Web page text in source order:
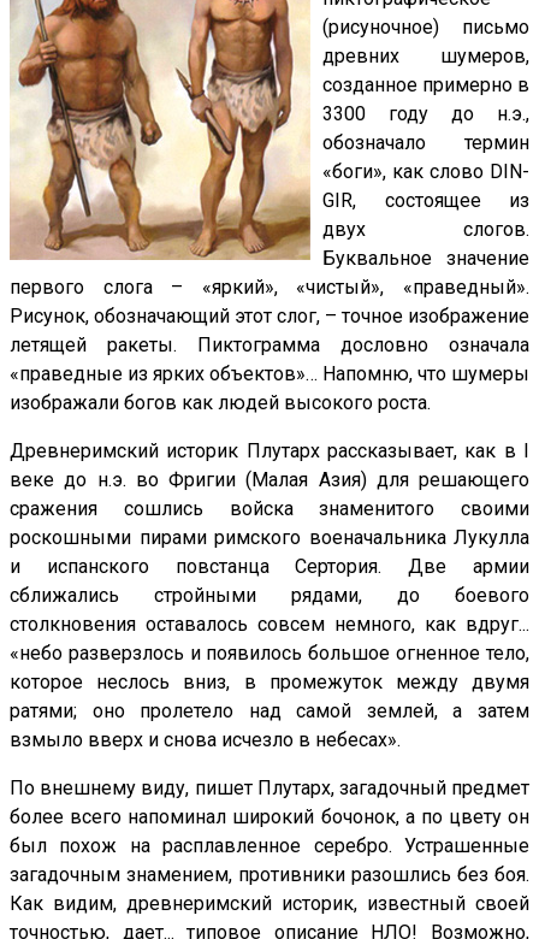
(рисуночное) письмо
древних шумеров,
созданное примерно в
3300 году до н.э.,
обозначало термин
«боги», как слово DIN-
GIR, состоящее из
двух слогов.
Буквальное значение
первого слога – «яркий», «чистый», «праведный».
Рисунок, обозначающий этот слог, – точное изображение
летящей ракеты. Пиктограмма дословно означала
«праведные из ярких объектов»… Напомню, что шумеры
изображали богов как людей высокого роста.
Древнеримский историк Плутарх рассказывает, как в I
веке до н.э. во Фригии (Малая Азия) для решающего
сражения сошлись войска знаменитого своими
роскошными пирами римского военачальника Лукулла
и испанского повстанца Сертория. Две армии
сближались стройными рядами, до боевого
столкновения оставалось совсем немного, как вдруг...
«небо разверзлось и появилось большое огненное тело,
которое неслось вниз, в промежуток между двумя
ратями; оно пролетело над самой землей, а затем
взмыло вверх и снова исчезло в небесах».
По внешнему виду, пишет Плутарх, загадочный предмет
более всего напоминал широкий бочонок, а по цвету он
был похож на расплавленное серебро. Устрашенные
загадочным знамением, противники разошлись без боя.
Как видим, древнеримский историк, известный своей
точностью, дает... типовое описание НЛО! Возможно,